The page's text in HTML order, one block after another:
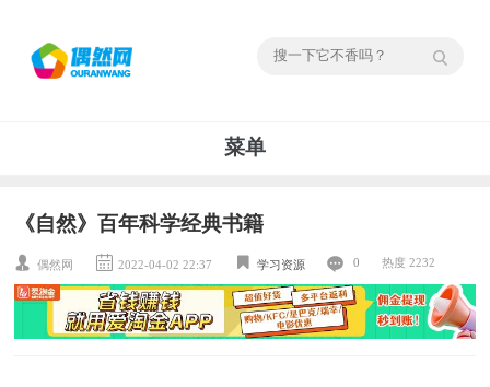
菜单
《自然》百年科学经典书籍
偶然网 2022-04-02 22:37 学习资源 0 热度 2232